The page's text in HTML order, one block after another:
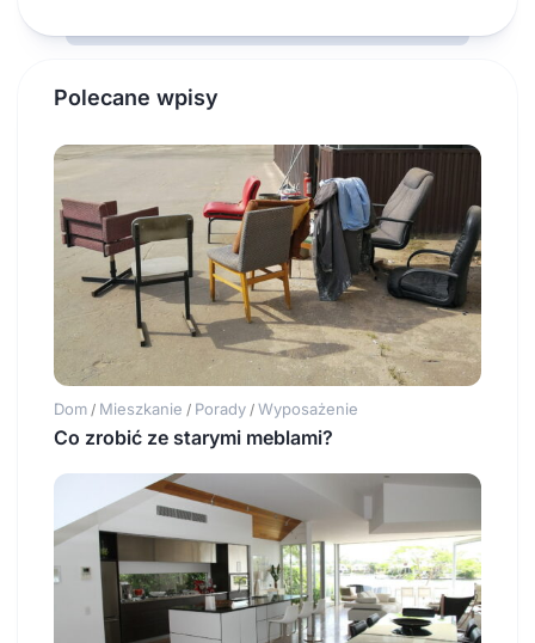
Polecane wpisy
Dom / Mieszkanie / Porady / Wyposażenie
Co zrobić ze starymi meblami?